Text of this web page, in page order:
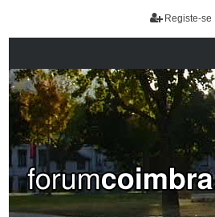
Registe-se